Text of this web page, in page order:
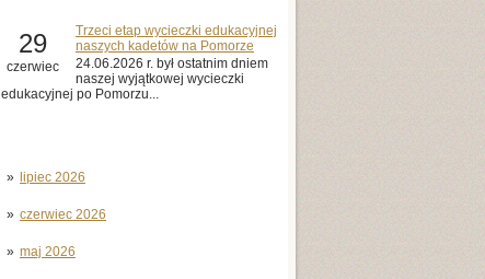
29
czerwiec
Trzeci etap wycieczki edukacyjnej
naszych kadetów na Pomorze
24.06.2026 r. był ostatnim dniem
naszej wyjątkowej wycieczki
edukacyjnej po Pomorzu...
lipiec 2026
czerwiec 2026
maj 2026